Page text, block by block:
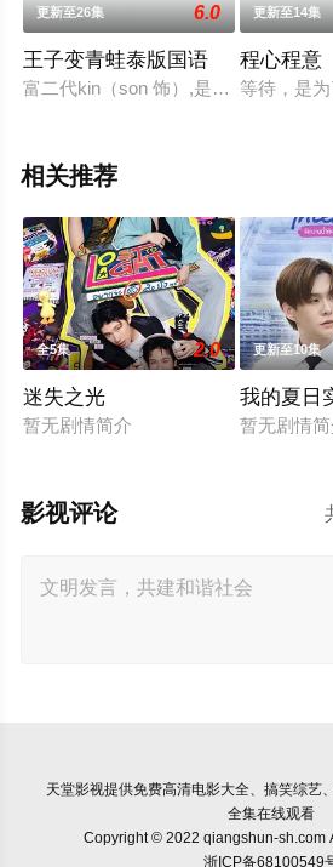
更新至26集 6.0
王子变青蛙泰版国语
富二代kin（son 饰）,是一家连锁酒店
更新至14集
程心程意
等待，是
相关推荐
全5集 2.0
迷失之光
暂无剧情简介
更新至10集
我的夏日
暂无剧情简
影视评论
天堂影视提供免费高清电影大全、搞笑综艺
全集在线观看
Copyright © 2022 qiangshun-sh.com
浙ICP备68100549